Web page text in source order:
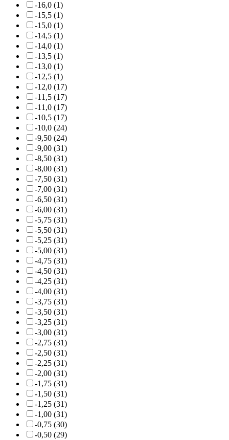
-16,0 (1)
-15,5 (1)
-15,0 (1)
-14,5 (1)
-14,0 (1)
-13,5 (1)
-13,0 (1)
-12,5 (1)
-12,0 (17)
-11,5 (17)
-11,0 (17)
-10,5 (17)
-10,0 (24)
-9,50 (24)
-9,00 (31)
-8,50 (31)
-8,00 (31)
-7,50 (31)
-7,00 (31)
-6,50 (31)
-6,00 (31)
-5,75 (31)
-5,50 (31)
-5,25 (31)
-5,00 (31)
-4,75 (31)
-4,50 (31)
-4,25 (31)
-4,00 (31)
-3,75 (31)
-3,50 (31)
-3,25 (31)
-3,00 (31)
-2,75 (31)
-2,50 (31)
-2,25 (31)
-2,00 (31)
-1,75 (31)
-1,50 (31)
-1,25 (31)
-1,00 (31)
-0,75 (30)
-0,50 (29)